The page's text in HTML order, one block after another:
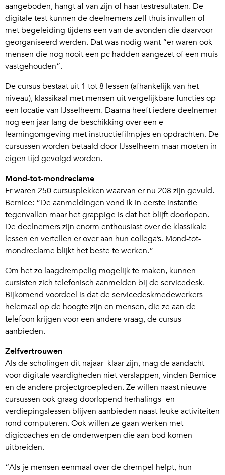
aangeboden, hangt af van zijn of haar testresultaten. De
digitale test kunnen de deelnemers zelf thuis invullen of
met begeleiding tijdens een van de avonden die daarvoor
georganiseerd werden. Dat was nodig want “er waren ook
mensen die nog nooit een pc hadden aangezet of een muis
vastgehouden”.
De cursus bestaat uit 1 tot 8 lessen (afhankelijk van het
niveau), klassikaal met mensen uit vergelijkbare functies op
een locatie van IJsselheem. Daarna heeft iedere deelnemer
nog een jaar lang de beschikking over een e-
learningomgeving met instructiefilmpjes en opdrachten. De
cursussen worden betaald door IJsselheem maar moeten in
eigen tijd gevolgd worden.
Mond-tot-mondreclame
Er waren 250 cursusplekken waarvan er nu 208 zijn gevuld.
Bernice: “De aanmeldingen vond ik in eerste instantie
tegenvallen maar het grappige is dat het blijft doorlopen.
De deelnemers zijn enorm enthousiast over de klassikale
lessen en vertellen er over aan hun collega’s. Mond-tot-
mondreclame blijkt het beste te werken.”
Om het zo laagdrempelig mogelijk te maken, kunnen
cursisten zich telefonisch aanmelden bij de servicedesk.
Bijkomend voordeel is dat de servicedeskmedewerkers
helemaal op de hoogte zijn en mensen, die ze aan de
telefoon krijgen voor een andere vraag, de cursus
aanbieden.
Zelfvertrouwen
Als de scholingen dit najaar klaar zijn, mag de aandacht
voor digitale vaardigheden niet verslappen, vinden Bernice
en de andere projectgroepleden. Ze willen naast nieuwe
cursussen ook graag doorlopend herhalings- en
verdiepingslessen blijven aanbieden naast leuke activiteiten
rond computeren. Ook willen ze gaan werken met
digicoaches en de onderwerpen die aan bod komen
uitbreiden.
“Als je mensen eenmaal over de drempel helpt, hun